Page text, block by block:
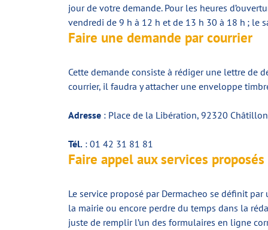
jour de votre demande. Pour les heures
vendredi de 9 h à 12 h et de 13 h 30 à 18 h ; le
Faire une demande par courrier
Cette demande consiste à rédiger une lettre de
courrier, il faudra y attacher une enveloppe
Adresse : Place de la Libération, 92320 Châtillon
Tél. : 01 42 31 81 81
Faire appel aux services
Le service proposé par Dermacheo se définit
la mairie ou encore perdre du temps dans la
juste de remplir l’un des formulaires en ligne